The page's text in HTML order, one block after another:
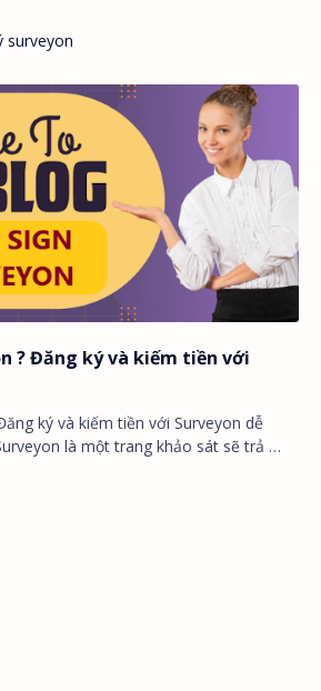
surveyon
? Đăng ký và kiếm tiền với
ký và kiếm tiền với Surveyon dễ
Surveyon là gì? Surveyon là một trang khảo sát sẽ trả …